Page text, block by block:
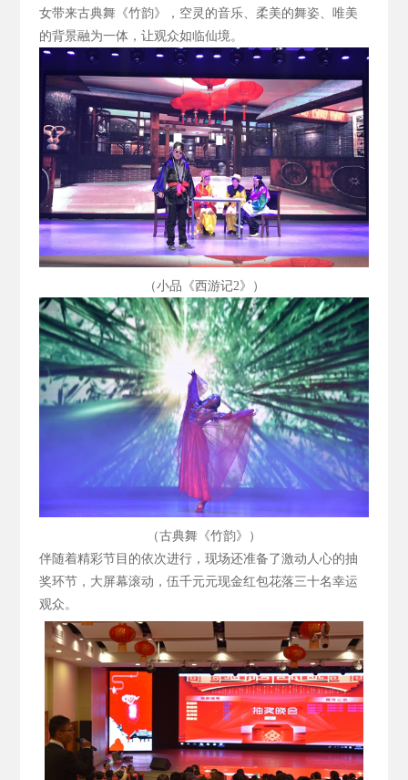
女带来古典舞《竹韵》，空灵的音乐、柔美的舞姿、唯美
的背景融为一体，让观众如临仙境。
（小品《西游记2》）
（古典舞《竹韵》）
伴随着精彩节目的依次进行，现场还准备了激动人心的抽
奖环节，大屏幕滚动，伍千元元现金红包花落三十名幸运
观众。